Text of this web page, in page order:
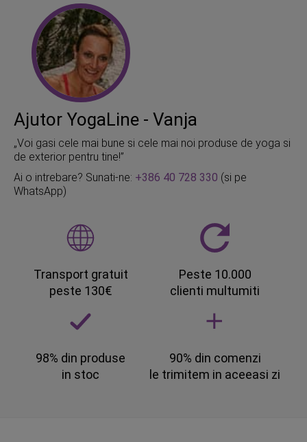
Ajutor YogaLine - Vanja
„Voi gasi cele mai bune si cele mai noi produse de yoga si
de exterior pentru tine!”
Ai o intrebare? Sunati-ne: +386 40 728 330 (si pe
WhatsApp)
Transport gratuit
peste 130€
Peste 10.000
clienti multumiti
98% din produse
in stoc
90% din comenzi
le trimitem in aceeasi zi